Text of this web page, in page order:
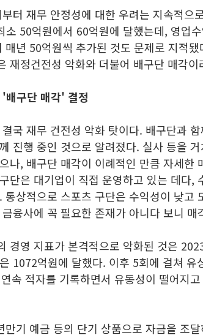
터 재무 안정성에 대한 우려는 지속적으
소 50억원에서 60억원에 달했는데, 영업
매년 50억원씩 추가된 것도 문제로 지적
재정건전성 악화와 더불어 배구단 매각
배구단 매각' 결정
국 재무 건전성 악화 탓이다. 배구단과
진행 중인 것으로 알려졌다. 실사 등을
나, 배구단 매각이 이례적인 만큼 자세한
단은 대기업이 직접 운영하고 있는 데다,
통상적으로 스포츠 구단은 수익성이 낮고
융사에 꼭 필요한 존재가 아니다 보니
경영 지표가 본격적으로 악화된 것은
1072억원에 달했다. 이후 5회에 걸쳐 유
속 적자를 기록하면서 유동성이 떨어지
만기 예금 등의 단기 상품으로 자금을 조